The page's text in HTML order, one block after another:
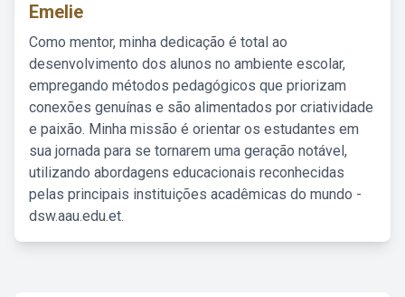
Emelie
Como mentor, minha dedicação é total ao
desenvolvimento dos alunos no ambiente escolar,
empregando métodos pedagógicos que priorizam
conexões genuínas e são alimentados por criatividade
e paixão. Minha missão é orientar os estudantes em
sua jornada para se tornarem uma geração notável,
utilizando abordagens educacionais reconhecidas
pelas principais instituições acadêmicas do mundo -
dsw.aau.edu.et.